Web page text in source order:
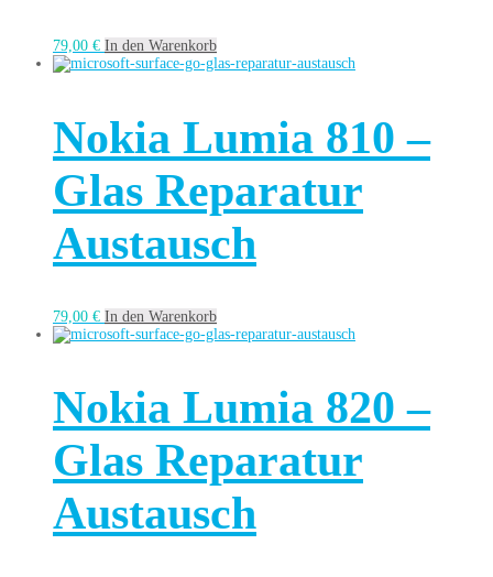
79,00 € In den Warenkorb
Nokia Lumia 810 –
Glas Reparatur
Austausch
79,00 € In den Warenkorb
Nokia Lumia 820 –
Glas Reparatur
Austausch